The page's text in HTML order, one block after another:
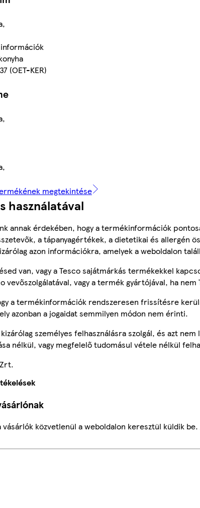
(OET-KER)
megtekintése
használatával
annak érdekében, hogy a termékinformációk
a tápanyagértékek, a dietetikai és allergén
azon információkra, amelyek a weboldalon
van, vagy a Tesco sajátmárkás termékekkel
vevőszolgálatával, vagy a termék gyártójával, ha
a termékinformációk rendszeresen frissítésre
azonban a jogaidat semmilyen módon nem érinti.
személyes felhasználásra szolgál, és azt
nélkül, vagy megfelelő tudomásul vétele nélkül
közvetlenül a weboldalon keresztül küldik